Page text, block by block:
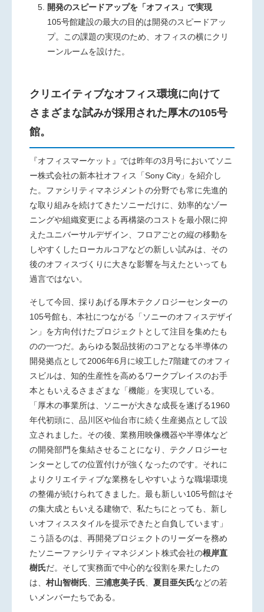
開発のスピードアップを「オフィス」で実現
105号館建設の最大の目的は開発のスピードアッ
プ。この課題の実現のため、オフィスの横にクリ
ーンルームを設けた。
クリエイティブなオフィス環境に向けて
さまざまな試みが採用された厚木の105号
館。
『オフィスマーケット』では昨年の3月号においてソニ
ー株式会社の新本社オフィス「Sony City」を紹介し
た。ファシリティマネジメントの分野でも常に先進的
な取り組みを続けてきたソニーだけに、効率的なゾー
ニングや組織変更による再構築のコストを最小限に抑
えたユニバーサルデザイン、フロアごとの縦の移動を
しやすくしたローカルコアなどの新しい試みは、その
後のオフィスづくりに大きな影響を与えたといっても
過言ではない。
そして今回、採りあげる厚木テクノロジーセンターの
105号館も、本社につながる「ソニーのオフィスデザイ
ン」を方向付けたプロジェクトとして注目を集めたも
のの一つだ。あらゆる製品技術のコアとなる半導体の
開発拠点として2006年6月に竣工した7階建てのオフィ
スビルは、知的生産性を高めるワークプレイスのお手
本ともいえるさまざまな「機能」を実現している。
「厚木の事業所は、ソニーが大きな成長を遂げる1960
年代初頭に、品川区や仙台市に続く生産拠点として設
立されました。その後、業務用映像機器や半導体など
の開発部門を集結させることになり、テクノロジーセ
ンターとしての位置付けが強くなったのです。それに
よりクリエイティブな業務をしやすいような職場環境
の整備が続けられてきました。最も新しい105号館はそ
の集大成ともいえる建物で、私たちにとっても、新し
いオフィススタイルを提示できたと自負しています」
こう語るのは、再開発プロジェクトのリーダーを務め
たソニーファシリティマネジメント株式会社の根岸直
樹氏だ。そして実務面で中心的な役割を果たしたの
は、 村山智樹氏 三浦恵美子氏 夏目亜矢氏などの若
いメンバーたちである。